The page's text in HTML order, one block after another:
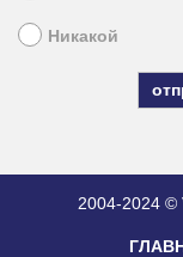
Никакой
2004-2024 ©